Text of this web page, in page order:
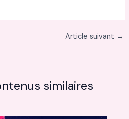
Article suivant →
similaires